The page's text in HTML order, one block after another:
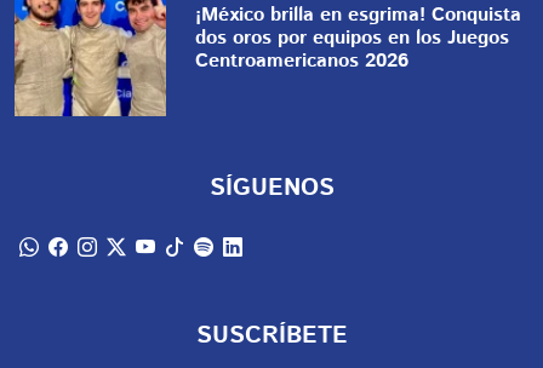
¡México brilla en esgrima! Conquista
dos oros por equipos en los Juegos
Centroamericanos 2026
SÍGUENOS
SUSCRÍBETE